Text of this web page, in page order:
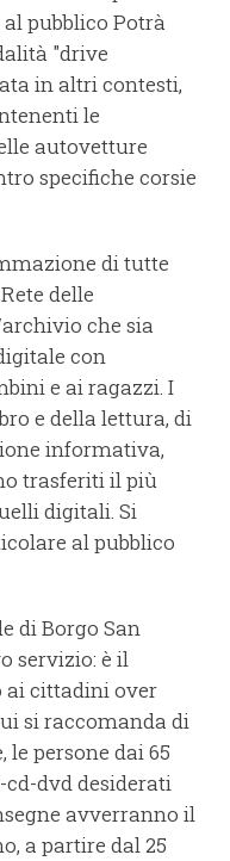
pubblico Potrà
"drive
in altri contesti,
le
autovetture
specifiche corsie
di tutte
delle
che sia
con
e ai ragazzi. I
e della lettura, di
informativa,
trasferiti il più
digitali. Si
al pubblico
di Borgo San
servizio: è il
ai cittadini over
si raccomanda di
persone dai 65
dvd desiderati
avverranno il
a partire dal 25